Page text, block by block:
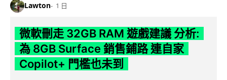
Lawton 1 日
微軟刪走 32GB RAM 遊戲建議 分析:
為 8GB Surface 銷售鋪路 連自家
Copilot+ 門檻也未到